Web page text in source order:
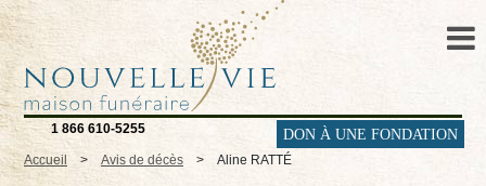
1 866 610-5255 DON À UNE FONDATION
Accueil > Avis de décès > Aline RATTÉ